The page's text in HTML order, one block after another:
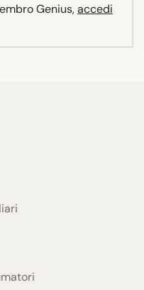
Genius,accedi